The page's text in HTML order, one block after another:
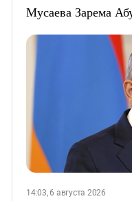
Мусаева Зарема
14:03, 6 августа 2026